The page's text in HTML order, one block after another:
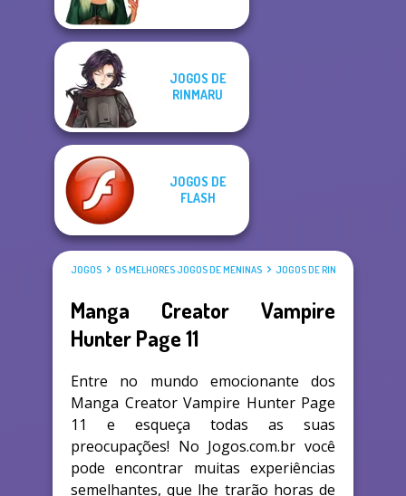
JOGOS DE
RINMARU
JOGOS DE
FLASH
JOGOS OS MELHORES JOGOS DE MENINAS JOGOS DE RINMARU
Manga Creator Vampire
Hunter Page 11
Entre no mundo emocionante dos
Manga Creator Vampire Hunter Page
11 e esqueça todas as suas
preocupações! No Jogos.com.br você
pode encontrar muitas experiências
semelhantes, que lhe trarão horas de